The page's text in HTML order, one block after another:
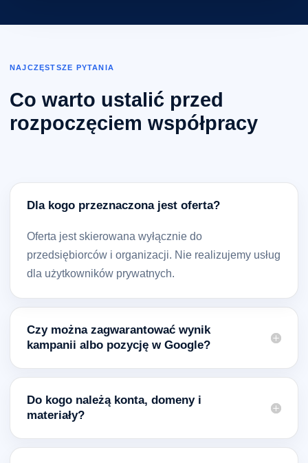
NAJCZĘSTSZE PYTANIA
Co warto ustalić przed
rozpoczęciem współpracy
Dla kogo przeznaczona jest oferta?
Oferta jest skierowana wyłącznie do
przedsiębiorców i organizacji. Nie realizujemy usług
dla użytkowników prywatnych.
Czy można zagwarantować wynik
kampanii albo pozycję w Google?
Do kogo należą konta, domeny i
materiały?